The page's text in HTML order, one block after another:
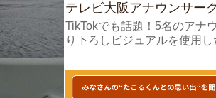
テレビ大阪アナウンサー
8月8日(土)に発売！ テー
開」5人それぞれの"らし
TikTokでも話題！5名のアナ
り下ろしビジュアルを使用